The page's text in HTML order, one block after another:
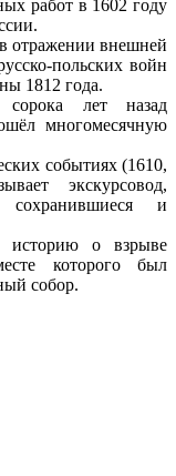
работ в 1602 году
отражении внешней
польских войн
1812 года.
лет назад
многомесячную
событиях (1610,
экскурсовод,
сохранившиеся и
историю о взрыве
которого был
собор.